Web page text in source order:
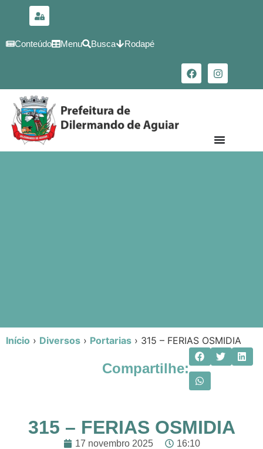
conteúdo
Conteúdo Menu Busca Rodapé
Início › Diversos › Portarias › 315 – FERIAS OSMIDIA
Compartilhe:
315 – FERIAS OSMIDIA
17 novembro 2025 16:10